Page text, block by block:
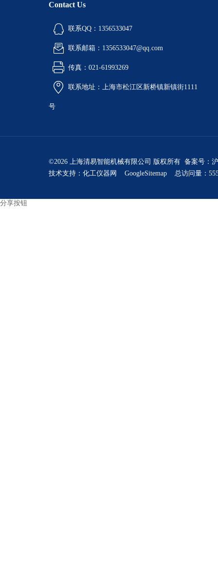
Contact Us
联系QQ：1356533047
联系邮箱：1356533047@qq.com
传真：021-61993269
联系地址：上海市松江区新桥镇新镇街1111
号
©2026 上海清易智能机械有限公司 版权所有 备案号：
技术支持： 化工仪器网 GoogleSitemap 总访问量：
分享按钮